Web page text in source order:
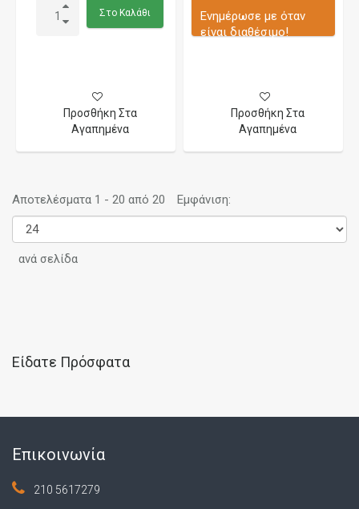
Στο Καλάθι
Προσθήκη Στα
Αγαπημένα
Ενημέρωσε με όταν
είναι διαθέσιμο!
Προσθήκη Στα
Αγαπημένα
Αποτελέσματα 1 - 20 από 20 Εμφάνιση:
ανά σελίδα
Είδατε Πρόσφατα
Επικοινωνία
210 5617279